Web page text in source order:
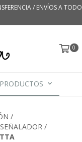
/ ENVÍOS A TODO
0
PRODUCTOS
/
/